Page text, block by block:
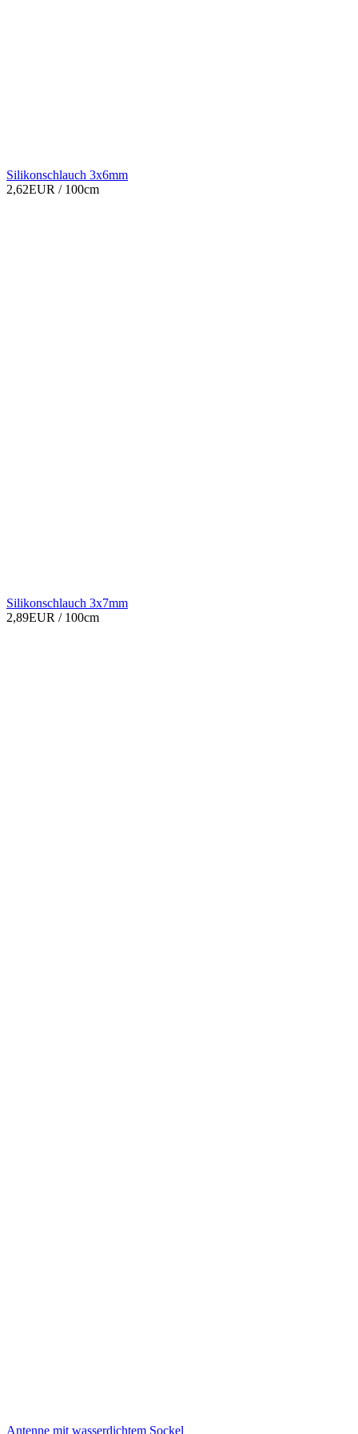
Silikonschlauch 3x6mm
2,62EUR / 100cm
Silikonschlauch 3x7mm
2,89EUR / 100cm
Antenne mit wasserdichtem Sockel